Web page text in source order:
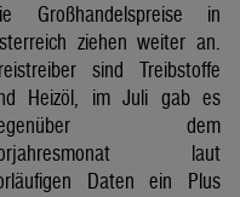
Großhandelspreise in
ziehen weiter an.
sind Treibstoffe
Heizöl, im Juli gab es
dem
laut
Daten ein Plus